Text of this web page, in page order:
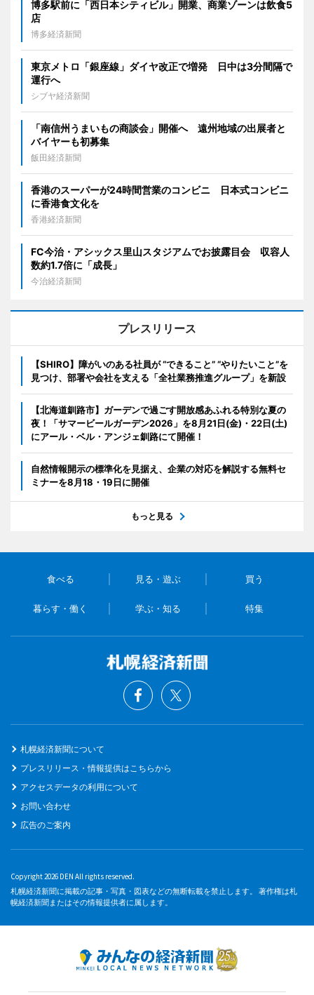
博多駅前に「西日本シティビル」開業、商業ゾーンは飲食5
店
博多経済新聞
東京メトロ「銀座線」ダイヤ改正で増発 日中は3分間隔で
運行へ
シブヤ経済新聞
「南信州うまいもの商談会」開催へ 遠州地域の出展者と
バイヤーも初募集
飯田経済新聞
香港のスーパーが24時間営業のコンビニ 日本式コンビニ
に香港食文化を
香港経済新聞
FC今治・アシックス里山スタジアムでお披露目会 収容人
数約1.7倍に「成長」
今治経済新聞
プレスリリース
【SHIRO】障がいのある社員が “できること” “やりたいこと”を
見つけ、部署や会社を支える「全社業務推進グループ」を新設
【北海道釧路市】ガーデンで過ごす開放感あふれる特別な夏の
夜！「サマービールガーデン2026」を8月21日(金)・22日(土)
にアール・ベル・アンジェ釧路にて開催！
自然情報開示の標準化を見据え、企業の対応を解説する無料セ
ミナーを8月18・19日に開催
もっと見る
食べる 見る・遊ぶ 買う
暮らす・働く 学ぶ・知る 特集
札幌経済新聞について
プレスリリース・情報提供はこちらから
アクセスデータの利用について
お問い合わせ
広告のご案内
Copyright 2026 DEN All rights reserved.
札幌経済新聞に掲載の記事・写真・図表などの無断転載を禁止します。 著作権は札
幌経済新聞またはその情報提供者に属します。